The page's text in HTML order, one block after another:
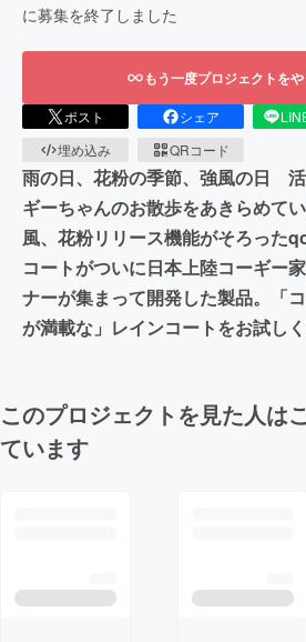
に募集を終了しました
もう一度プロジェクトを
ポスト シェア
埋め込み
QRコード
雨の日、花粉の季節、強風の日
ギーちゃんのお散歩をあきらめて
風、花粉リリース機能がそろった
コートがついに日本上陸コーギー
ナーが集まって開発した製品。「
が満載な」レインコートをお試しく
このプロジェクトを見た人は
ています